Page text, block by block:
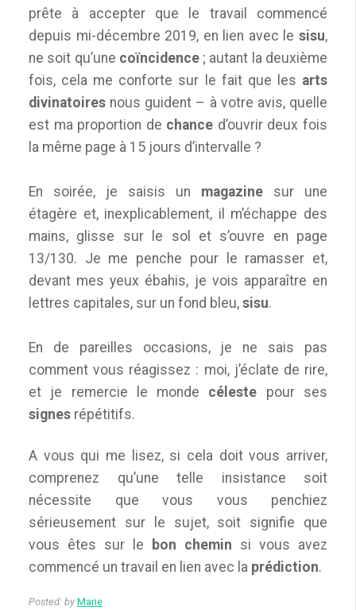
prête à accepter que le travail commencé
depuis mi-décembre 2019, en lien avec le sisu,
ne soit qu’une coïncidence ; autant la deuxième
fois, cela me conforte sur le fait que les arts
divinatoires nous guident – à votre avis, quelle
est ma proportion de chance d’ouvrir deux fois
la même page à 15 jours d’intervalle ?
En soirée, je saisis un magazine sur une
étagère et, inexplicablement, il m’échappe des
mains, glisse sur le sol et s’ouvre en page
13/130. Je me penche pour le ramasser et,
devant mes yeux ébahis, je vois apparaître en
lettres capitales, sur un fond bleu, sisu.
En de pareilles occasions, je ne sais pas
comment vous réagissez : moi, j’éclate de rire,
et je remercie le monde céleste pour ses
signes répétitifs.
A vous qui me lisez, si cela doit vous arriver,
comprenez qu’une telle insistance soit
nécessite que vous vous penchiez
sérieusement sur le sujet, soit signifie que
vous êtes sur le
bon chemin si vous avez
commencé un travail en lien avec la prédiction.
Posted: by Marie